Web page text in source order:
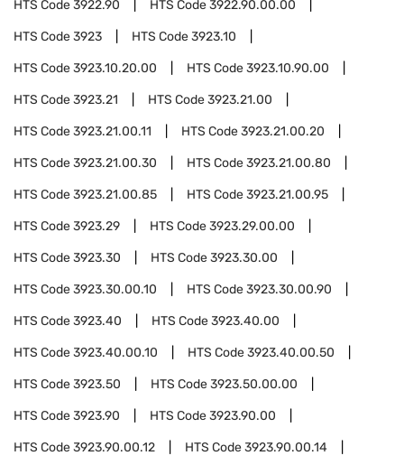
HTS Code3922.90 HTS Code3922.90.00.00
HTS Code3923 HTS Code3923.10
HTS Code3923.10.20.00 HTS Code3923.10.90.00
HTS Code3923.21 HTS Code3923.21.00
HTS Code3923.21.00.11 HTS Code3923.21.00.20
HTS Code3923.21.00.30 HTS Code3923.21.00.80
HTS Code3923.21.00.85 HTS Code3923.21.00.95
HTS Code3923.29 HTS Code3923.29.00.00
HTS Code3923.30 HTS Code3923.30.00
HTS Code3923.30.00.10 HTS Code3923.30.00.90
HTS Code3923.40 HTS Code3923.40.00
HTS Code3923.40.00.10 HTS Code3923.40.00.50
HTS Code3923.50 HTS Code3923.50.00.00
HTS Code3923.90 HTS Code3923.90.00
HTS Code3923.90.00.12 HTS Code3923.90.00.14